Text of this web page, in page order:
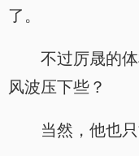
了。
不过厉晟的
风波压下些？
当然，他也